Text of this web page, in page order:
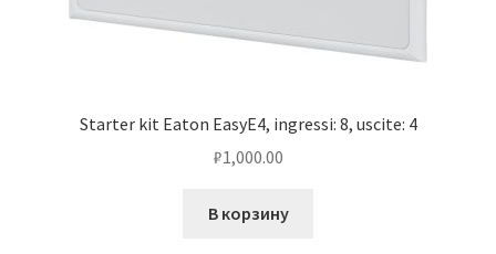
Starter kit Eaton EasyE4, ingressi: 8, uscite: 4
₽1,000.00
В корзину